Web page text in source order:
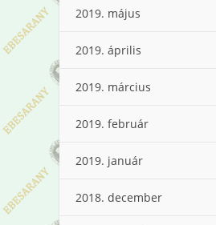
2019. május
2019. április
2019. március
2019. február
2019. január
2018. december